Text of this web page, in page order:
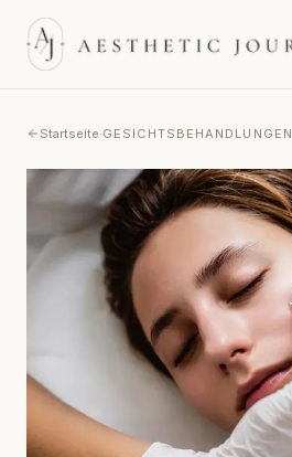
Startseite·GESICHTSBEHANDLUNGEN